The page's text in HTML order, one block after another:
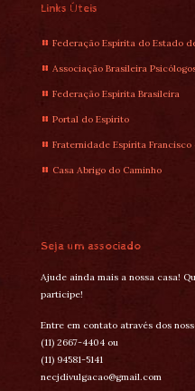
Links Úteis
Federação Espírita do Estado
Associação Brasileira
Federação Espírita Brasileira
Portal do Espírito
Fraternidade Espírita Francisco
Casa Abrigo do Caminho
Seja um associado
Ajude ainda mais a nossa casa!
participe!
Entre em contato através dos
(11) 2667-4404 ou
(11) 94581-5141
necjdivulgacao@gmail.com